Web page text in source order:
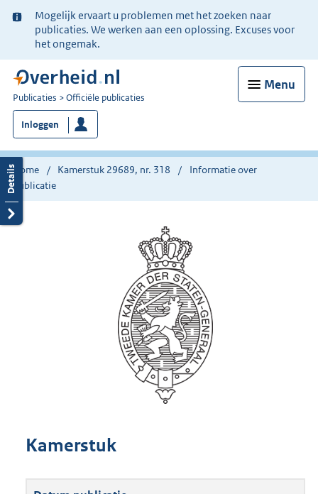
Ter
informatie:
Mogelijk ervaart u problemen met het zoeken naar
publicaties. We werken aan een oplossing. Excuses voor
het ongemak.
Menu
U
bent
nu
hier:
Publicaties Officiële publicaties
Inloggen
Home Kamerstuk 29689, nr. 318
Informatie over
publicatie
Kamerstuk